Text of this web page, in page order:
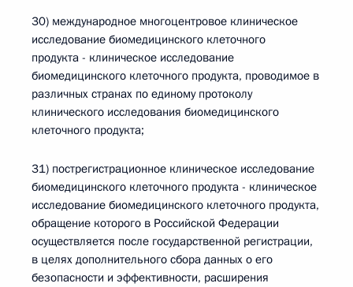
30) международное многоцентровое клиническое
исследование биомедицинского клеточного
продукта - клиническое исследование
биомедицинского клеточного продукта, проводимое в
различных странах по единому протоколу
клинического исследования биомедицинского
клеточного продукта;
31) пострегистрационное клиническое исследование
биомедицинского клеточного продукта - клиническое
исследование биомедицинского клеточного продукта,
обращение которого в Российской Федерации
осуществляется после государственной регистрации,
в целях дополнительного сбора данных о его
безопасности и эффективности, расширения